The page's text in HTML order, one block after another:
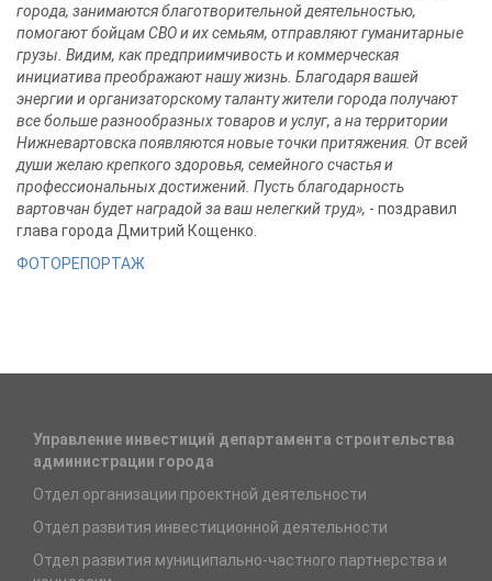
города, занимаются благотворительной деятельностью,
помогают бойцам СВО и их семьям, отправляют гуманитарные
грузы. Видим, как предприимчивость и коммерческая
инициатива преображают нашу жизнь. Благодаря вашей
энергии и организаторскому таланту жители города получают
все больше разнообразных товаров и услуг, а на территории
Нижневартовска появляются новые точки притяжения. От всей
души желаю крепкого здоровья, семейного счастья и
профессиональных достижений. Пусть благодарность
вартовчан будет наградой за ваш нелегкий труд», - поздравил
глава города Дмитрий Кощенко.
ФОТОРЕПОРТАЖ
Управление инвестиций департамента строительства
администрации города
Отдел организации проектной деятельности
Отдел развития инвестиционной деятельности
Отдел развития муниципально-частного партнерства и